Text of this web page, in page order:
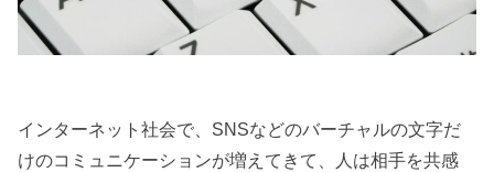
インターネット社会で、SNSなどのバーチャルの文字だ
けのコミュニケーションが増えてきて、人は相手を共感